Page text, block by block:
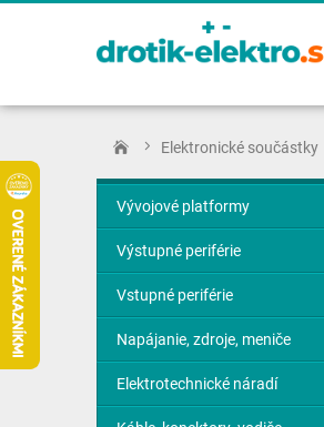
Elektronické součástky
Vývojové platformy
Výstupné periférie
Vstupné periférie
Napájanie, zdroje, meniče
Elektrotechnické náradí